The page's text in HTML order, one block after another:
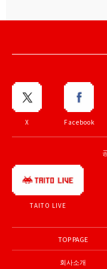
X Facebook
TAITO LIVE
TOP PAGE
회사소개